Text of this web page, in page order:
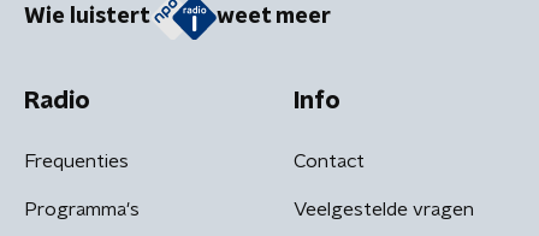
Wie luistert weet meer
Radio
Frequenties
Programma's
Info
Contact
Veelgestelde vragen